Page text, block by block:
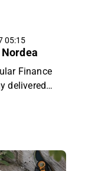
05:15
Finance
delivered
profit-